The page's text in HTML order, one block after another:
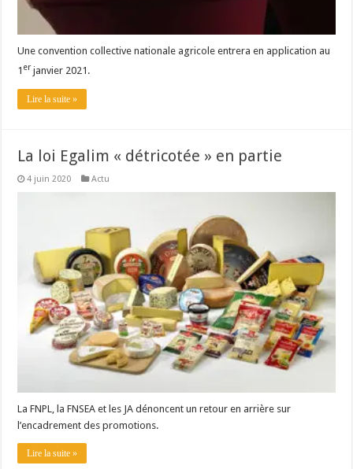
Une convention collective nationale agricole entrera en application au
1 er janvier 2021.
Lire la suite »
La loi Egalim « détricotée » en partie
4 juin 2020 Actu
La FNPL, la FNSEA et les JA dénoncent un retour en arrière sur
l’encadrement des promotions.
Lire la suite »